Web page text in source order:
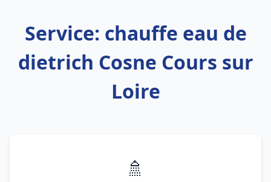
Service: chauffe eau de
dietrich Cosne Cours sur
Loire
🚿